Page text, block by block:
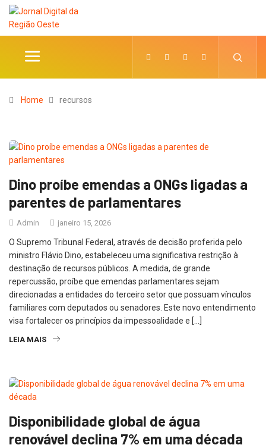
Home recursos
Dino proíbe emendas a ONGs ligadas a
parentes de parlamentares
Admin janeiro 15, 2026
O Supremo Tribunal Federal, através de decisão proferida pelo
ministro Flávio Dino, estabeleceu uma significativa restrição à
destinação de recursos públicos. A medida, de grande
repercussão, proíbe que emendas parlamentares sejam
direcionadas a entidades do terceiro setor que possuam vínculos
familiares com deputados ou senadores. Este novo entendimento
visa fortalecer os princípios da impessoalidade e […]
LEIA MAIS
Disponibilidade global de água
renovável declina 7% em uma década